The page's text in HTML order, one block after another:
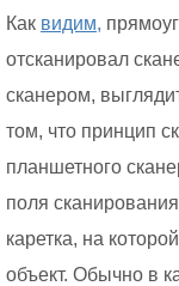
Как видим,
отсканировал
сканером,
том, что принцип
планшетного
поля
каретка, на
объект. Обычно в